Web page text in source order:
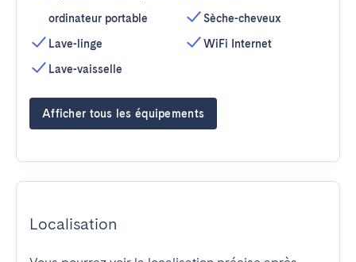
ordinateur portable
Lave-linge
Lave-vaisselle
Sèche-cheveux
WiFi Internet
Afficher tous les équipements
Localisation